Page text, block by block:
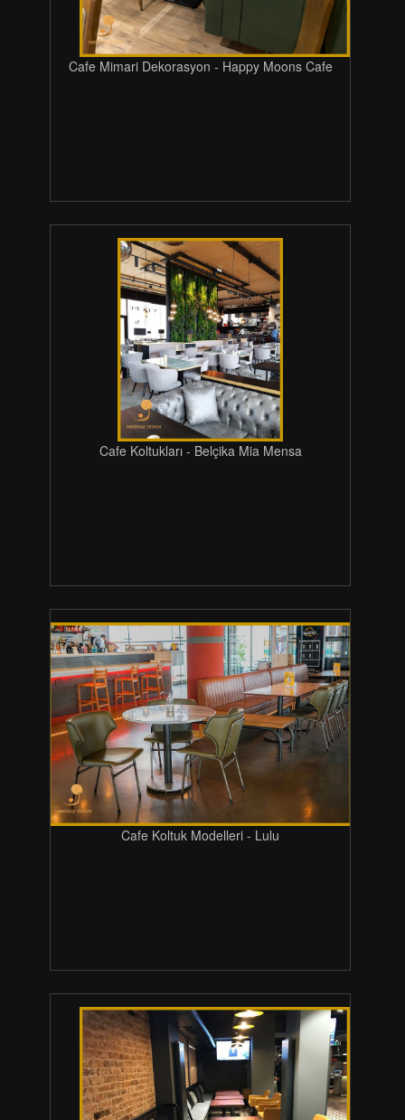
Cafe Mimari Dekorasyon - Happy Moons Cafe
Cafe Koltukları - Belçika Mia Mensa
Cafe Koltuk Modelleri - Lulu